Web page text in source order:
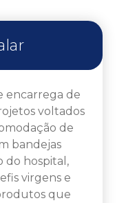
encarrega de
voltados
de
bandejas
do hospital,
virgens e
que